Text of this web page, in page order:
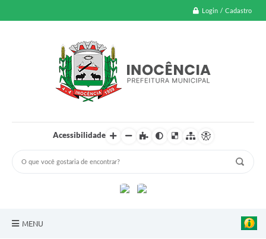
Login / Cadastro
Acessibilidade
MENU